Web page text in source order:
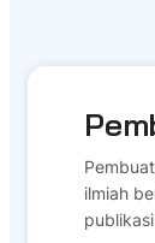
ilmiah